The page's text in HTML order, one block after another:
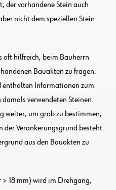
der vorhandene Stein auch
nicht dem speziellen Stein
oft hilfreich, beim Bauherrn
Bauakten zu fragen.
enthalten Informationen zum
verwendeten Steinen.
weiter, um grob zu bestimmen,
der Verankerungsgrund besteht
aus den Bauakten zu
18 mm) wird im Drehgang,